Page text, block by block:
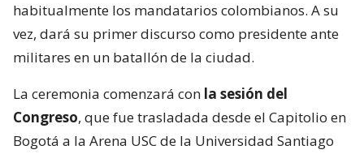
habitualmente los mandatarios colombianos. A su
vez, dará su primer discurso como presidente ante
militares en un batallón de la ciudad.
La ceremonia comenzará con la sesión del
Congreso, que fue trasladada desde el Capitolio en
Bogotá a la Arena USC de la Universidad Santiago